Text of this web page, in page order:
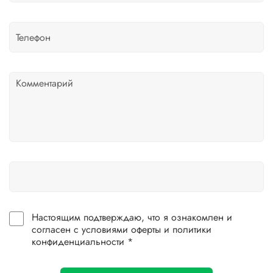
Настоящим подтверждаю, что я ознакомлен и
согласен с условиями оферты и политики
конфиденциальности *